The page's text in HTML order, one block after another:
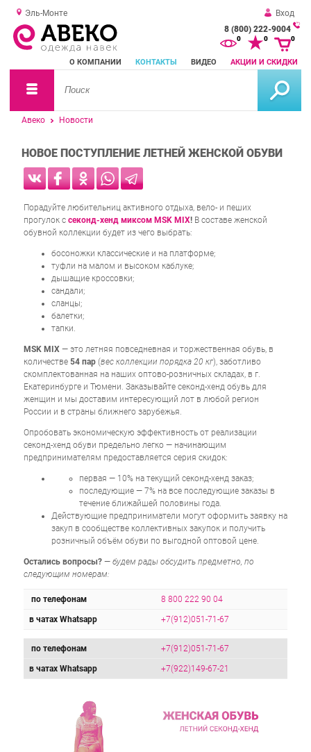
Эль-Монте
Вход
8 (800) 222-9004
О КОМПАНИИ КОНТАКТЫ ВИДЕО АКЦИИ И СКИДКИ
0 0 0
Авеко Новости
НОВОЕ ПОСТУПЛЕНИЕ ЛЕТНЕЙ ЖЕНСКОЙ ОБУВИ
Порадуйте любительниц активного отдыха, вело- и пеших
прогулок с секонд-хенд миксом MSK MIX! В составе женской
обувной коллекции будет из чего выбрать:
босоножки классические и на платформе;
туфли на малом и высоком каблуке;
дышащие кроссовки;
сандали;
сланцы;
балетки;
тапки.
MSK MIX — это летняя повседневная и торжественная обувь, в
количестве 54 пар (вес коллекции порядка 20 кг), заботливо
скомплектованная на наших оптово-розничных складах, в г.
Екатеринбурге и Тюмени. Заказывайте секонд-хенд обувь для
женщин и мы доставим интересующий лот в любой регион
России и в страны ближнего зарубежья.
Опробовать экономическую эффективность от реализации
секонд-хенд обуви предельно легко — начинающим
предпринимателям предоставляется серия скидок:
первая — 10% на текущий секонд-хенд заказ;
последующие — 7% на все последующие заказы в
течение ближайшей половины года.
Действующие предприниматели могут оформить заявку на
закуп в сообществе коллективных закупок и получить
розничный объём обуви по выгодной оптовой цене.
Остались вопросы? — будем рады обсудить предметно, по
следующим номерам:
по телефонам 8 800 222 90 04
в чатах Whatsapp +7(912)051-71-67
по телефонам +7(912)051-71-67
в чатах Whatsapp +7(922)149-67-21